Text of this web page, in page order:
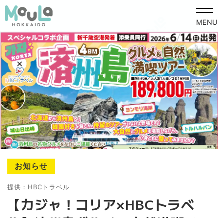
MENU
お知らせ
提供：HBCトラベル
【カジャ！コリア×HBCトラベ